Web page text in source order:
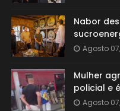
Nabor
Agosto
Mulher
policial e
Agosto